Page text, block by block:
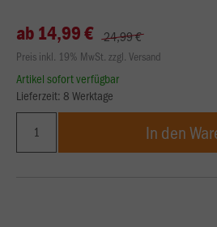
ab 14,99 € 24,99 €
Preis inkl. 19% MwSt. zzgl. Versand
Artikel sofort verfügbar
Lieferzeit: 8 Werktage
In den